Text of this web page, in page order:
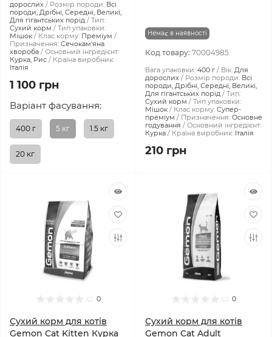
дорослих
Розмір породи: Всі
породи, Дрібні, Середні, Великі,
Для гігантських порід
Тип:
Сухий корм
Тип упаковки:
Мішок
Клас корму: Преміум
Призначення: Сечокам'яна
хвороба
Основний інгредієнт:
Курка, Рис
Країна виробник:
Італія
1 100 грн
Варіант фасування:
400 г 5 кг 1.5 кг
20 кг
Немає в наявності
Код товару: 70004985
Вага упаковки: 400 г Вік: Для
дорослих
Розмір породи: Всі
породи, Дрібні, Середні, Великі,
Для гігантських порід
Тип:
Сухий корм
Тип упаковки:
Мішок
Клас корму: Супер-
преміум
Призначення: Основне
годування
Основний інгредієнт:
Курка
Країна виробник: Італія
210 грн
0
Сухий корм для котів
Gemon Cat Kitten Курка
0
Сухий корм для котів
Gemon Cat Adult